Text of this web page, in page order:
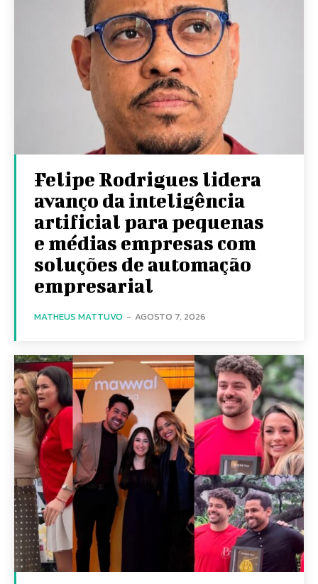
Felipe Rodrigues lidera
avanço da inteligência
artificial para pequenas
e médias empresas com
soluções de automação
empresarial
MATHEUS MATTUVO - AGOSTO 7, 2026